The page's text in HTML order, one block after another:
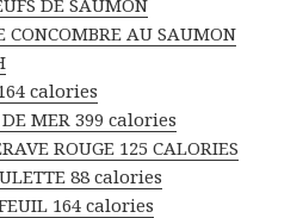
CONCOMBRE AU SAUMON
calories
MER 399 calories
ROUGE 125 CALORIES
88 calories
164 calories